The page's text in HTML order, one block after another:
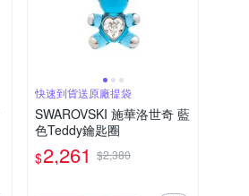
快速到貨送原廠提袋
SWAROVSKI 施華洛世奇 藍
色Teddy鑰匙圈
$2,261 $2,380